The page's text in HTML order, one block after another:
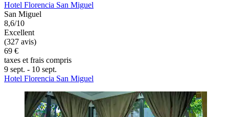
Hotel Florencia San Miguel
San Miguel
8,6/10
Excellent
(327 avis)
69 €
taxes et frais compris
9 sept. - 10 sept.
Hotel Florencia San Miguel